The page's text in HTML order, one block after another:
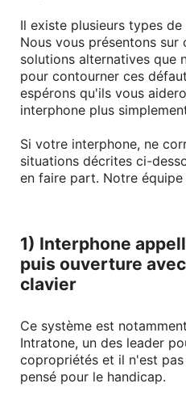
Il existe plusieurs types
Nous vous présentons
solutions alternatives que
pour contourner ces
espérons qu'ils vous
interphone plus
Si votre interphone, ne
situations décrites ci-
en faire part. Notre équipe
1) Interphone
puis ouverture
clavier
Ce système est
Intratone, un des leader
copropriétés et il n'est pas
pensé pour le handicap.